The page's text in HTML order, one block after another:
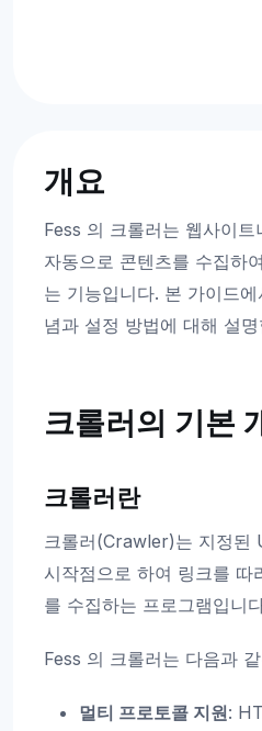
개요
Fess 의 크롤러는 웹사이
자동으로 콘텐츠를 수집하
는 기능입니다. 본 가이드
념과 설정 방법에 대해 설명
크롤러의 기본
크롤러란
크롤러(Crawler)는 지정된
시작점으로 하여 링크를 따
를 수집하는 프로그램입니
Fess 의 크롤러는 다음과
멀티 프로토콜 지원: